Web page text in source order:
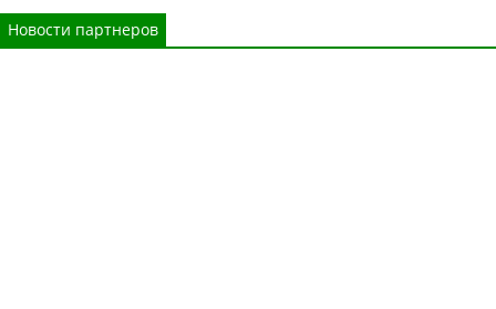
Новости партнеров